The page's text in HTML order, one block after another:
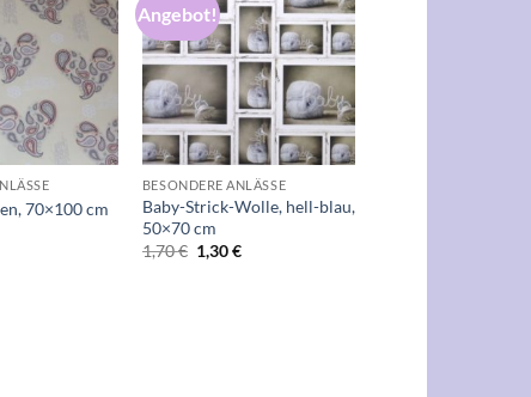
Auf die
Wunschliste
70×100 cm
Angebot!
Auf die
Wunschliste
+
BESONDERE ANLÄSSE
Baby-Strick-Wolle, hell-blau,
50×70 cm
1,70€ Ursprünglicher
Preis
1,30€Aktueller